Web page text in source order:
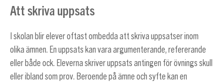
Att skriva uppsats
I skolan blir elever oftast ombedda att skriva uppsatser inom
olika ämnen. En uppsats kan vara argumenterande, refererande
eller både ock. Eleverna skriver uppsats antingen för övnings skull
eller ibland som prov. Beroende på ämne och syfte kan en